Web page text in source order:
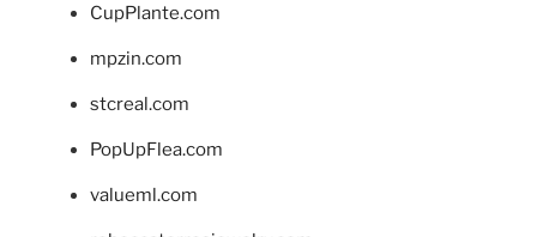
CupPlante.com
mpzin.com
stcreal.com
PopUpFlea.com
valueml.com